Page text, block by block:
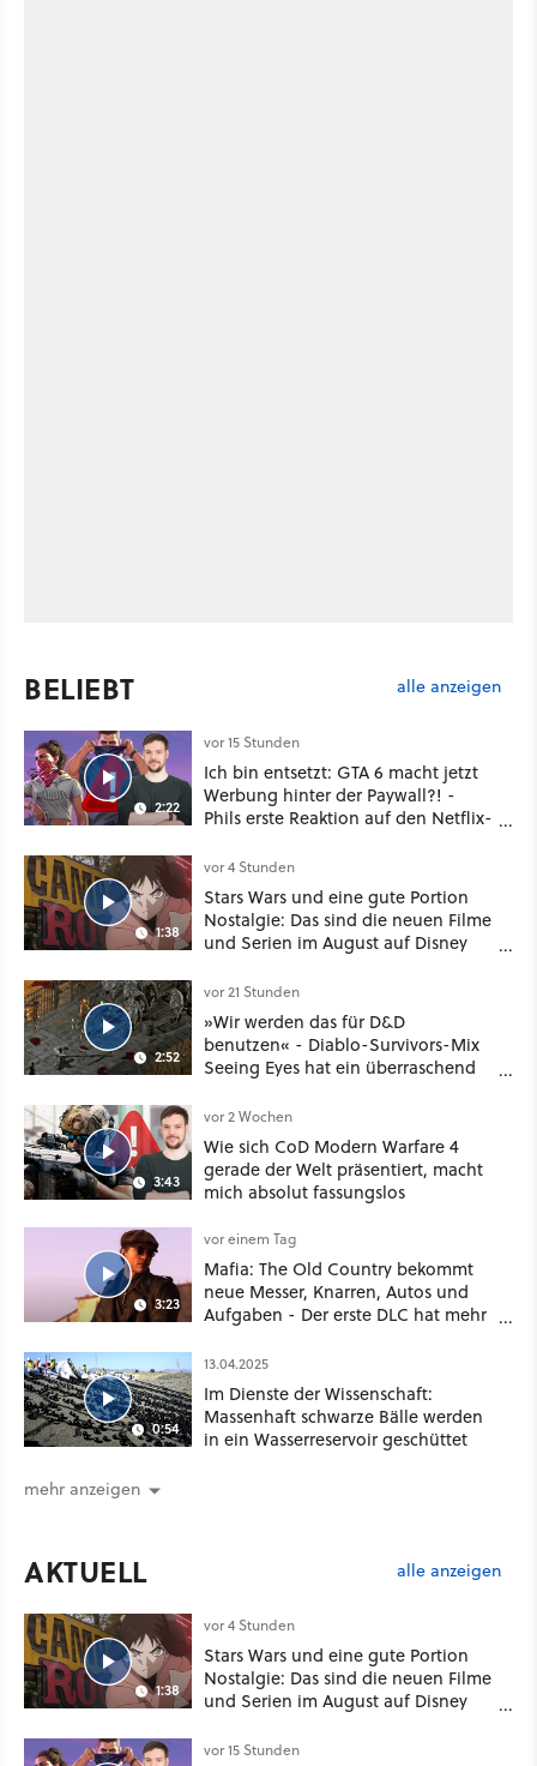
BELIEBT alle anzeigen
2:22
vor 15 Stunden
Ich bin entsetzt: GTA 6 macht jetzt
Werbung hinter der Paywall?! -
Phils erste Reaktion auf den Netflix-
1:38
vor 4 Stunden
Stars Wars und eine gute Portion
Nostalgie: Das sind die neuen Filme
und Serien im August auf Disney
2:52
vor 21 Stunden
»Wir werden das für D&D
benutzen« - Diablo-Survivors-Mix
Seeing Eyes hat ein überraschend
3:43
vor 2 Wochen
Wie sich CoD Modern Warfare 4
gerade der Welt präsentiert, macht
mich absolut fassungslos
3:23
vor einem Tag
Mafia: The Old Country bekommt
neue Messer, Knarren, Autos und
Aufgaben - Der erste DLC hat mehr
0:54
13.04.2025
Im Dienste der Wissenschaft:
Massenhaft schwarze Bälle werden
in ein Wasserreservoir geschüttet
mehr anzeigen
AKTUELL alle anzeigen
1:38
vor 4 Stunden
Stars Wars und eine gute Portion
Nostalgie: Das sind die neuen Filme
und Serien im August auf Disney
vor 15 Stunden